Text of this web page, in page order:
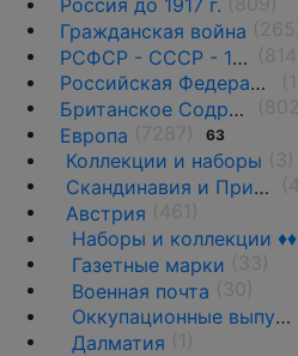
Россия до 1917 г.
Гражданская война
РСФСР - СССР - 1918 - 1991
Российская Федерация(1992 г.-н.д.)
Британское Содружество
Европа
63
Коллекции и наборы
Скандинавия и Прибалтика
Австрия
Наборы и коллекции ♦♦
Газетные марки
Военная почта
Оккупационные выпуски
Далматия